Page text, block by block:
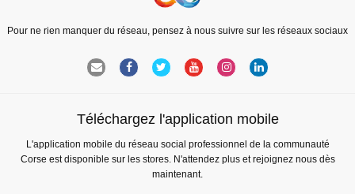
Pour ne rien manquer du réseau, pensez à nous suivre sur les réseaux sociaux
Téléchargez l'application mobile
L'application mobile du réseau social professionnel de la communauté
Corse est disponible sur les stores. N'attendez plus et rejoignez nous dès
maintenant.